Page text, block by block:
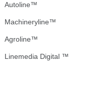
Autoline™
Machineryline™
Agroline™
Linemedia Digital ™